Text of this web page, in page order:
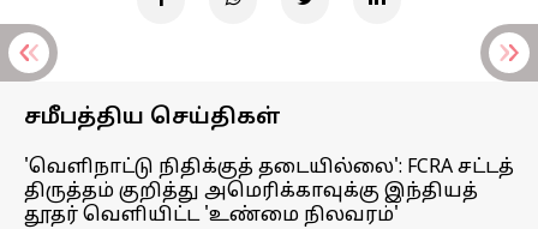
சமீபத்திய செய்திகள்
'வெளிநாட்டு நிதிக்குத் தடையில்லை': FCRA சட்டத்
திருத்தம் குறித்து அமெரிக்காவுக்கு இந்தியத்
தூதர் வெளியிட்ட 'உண்மை நிலவரம்'